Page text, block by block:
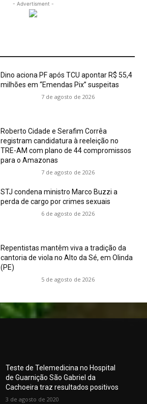
- Advertisment -
Dino aciona PF após TCU apontar R$ 55,4
milhões em “Emendas Pix” suspeitas
7 de agosto de 2026
Roberto Cidade e Serafim Corrêa
registram candidatura à reeleição no
TRE-AM com plano de 44 compromissos
para o Amazonas
7 de agosto de 2026
STJ condena ministro Marco Buzzi a
perda de cargo por crimes sexuais
6 de agosto de 2026
Repentistas mantêm viva a tradição da
cantoria de viola no Alto da Sé, em Olinda
(PE)
5 de agosto de 2026
Teste de Telemedicina no Hospital
de Guarnição São Gabriel da
Cachoeira traz resultados positivos
3 de agosto de 2020